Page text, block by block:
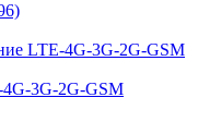
LTE-4G-3G-2G-GSM
3G-2G-GSM